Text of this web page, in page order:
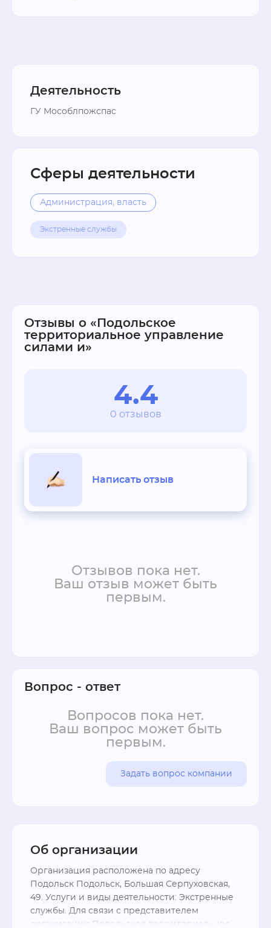
Деятельность
ГУ Мособлпожспас
Сферы деятельности
Администрация, власть
Экстренные службы
Отзывы о «Подольское
территориальное управление
силами и»
4.4
0 отзывов
Написать отзыв
Отзывов пока нет.
Ваш отзыв может быть
первым.
Вопрос - ответ
Вопросов пока нет.
Ваш вопрос может быть
первым.
Задать вопрос компании
Об организации
Организация расположена по адресу
Подольск Подольск, Большая Серпуховская,
49. Услуги и виды деятельности: Экстренные
службы. Для связи с представителем
организации Подольское территориальное